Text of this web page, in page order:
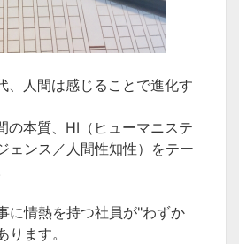
、人間は感じることで進化す
の本質、HI（ヒューマニステ
ェンス／人間性知性）をテー
に情熱を持つ社員が"わずか
ます。